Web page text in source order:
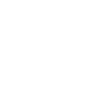
za 2024. godinu sa